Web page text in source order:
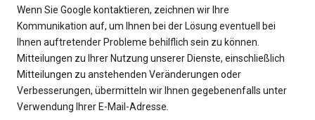
Wenn Sie Google kontaktieren, zeichnen wir Ihre
Kommunikation auf, um Ihnen bei der Lösung eventuell bei
Ihnen auftretender Probleme behilflich sein zu können.
Mitteilungen zu Ihrer Nutzung unserer Dienste, einschließlich
Mitteilungen zu anstehenden Veränderungen oder
Verbesserungen, übermitteln wir Ihnen gegebenenfalls unter
Verwendung Ihrer E-Mail-Adresse.